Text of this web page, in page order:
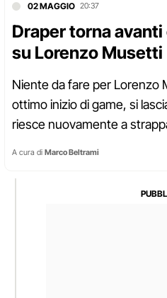
02 MAGGIO 20:37
Draper torna avanti
su Lorenzo Musetti
Niente da fare per Lorenzo
ottimo inizio di game, si
riesce nuovamente a
A cura di Marco Beltrami